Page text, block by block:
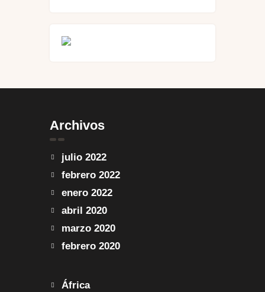
Archivos
julio 2022
febrero 2022
enero 2022
abril 2020
marzo 2020
febrero 2020
África